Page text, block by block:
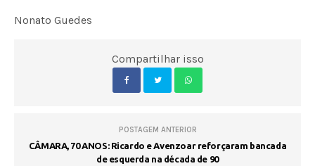
Nonato Guedes
Compartilhar isso
POSTAGEM ANTERIOR
CÂMARA, 70 ANOS: Ricardo e Avenzoar reforçaram bancada
de esquerda na década de 90